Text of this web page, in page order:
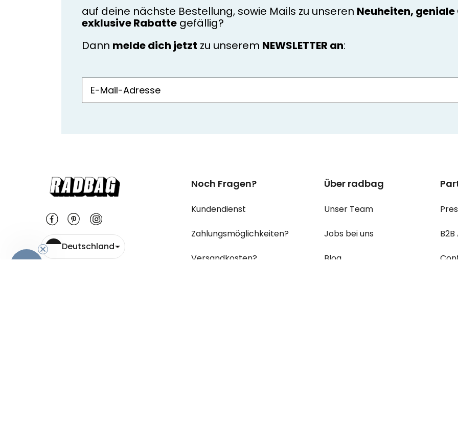
auf deine nächste Bestellung, sowie Mails zu unseren Neuheiten,
exklusive Rabatte gefällig?
Dann melde dich jetzt zu unserem NEWSLETTER an:
Deutschland
Noch Fragen?
Kundendienst
Zahlungsmöglichkeiten?
Versandkosten?
Über radbag
Unser Team
Jobs bei uns
Blog